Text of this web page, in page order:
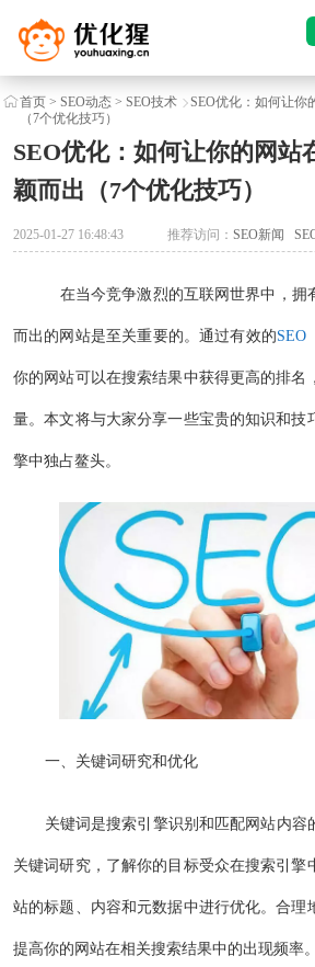
首页> SEO动态> SEO技术
SEO优化：如何让你
（7个优化技巧）
SEO优化：如何让你的网站
颖而出（7个优化技巧）
2025-01-27 16:48:43 推荐访问：SEO新闻
在当今竞争激烈的互联网世界中，拥
而出的网站是至关重要的。通过有效的SEO
你的网站可以在搜索结果中获得更高的排名
量。本文将与大家分享一些宝贵的知识和技
擎中独占鳌头。
一、关键词研究和优化
关键词是搜索引擎识别和匹配网站内容
关键词研究，了解你的目标受众在搜索引擎
站的标题、内容和元数据中进行优化。合理
提高你的网站在相关搜索结果中的出现频率。